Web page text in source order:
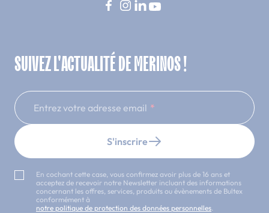
SUIVEZ L'ACTUALITÉ DE MERINOS !
Entrez votre adresse email
S'inscrire
En cochant cette case, vous confirmez avoir plus de 16 ans et
acceptez de recevoir notre Newsletter incluant des informations
concernant les offres, services, produits ou évènements de Bultex
conformément à
notre politique de protection des données personnelles